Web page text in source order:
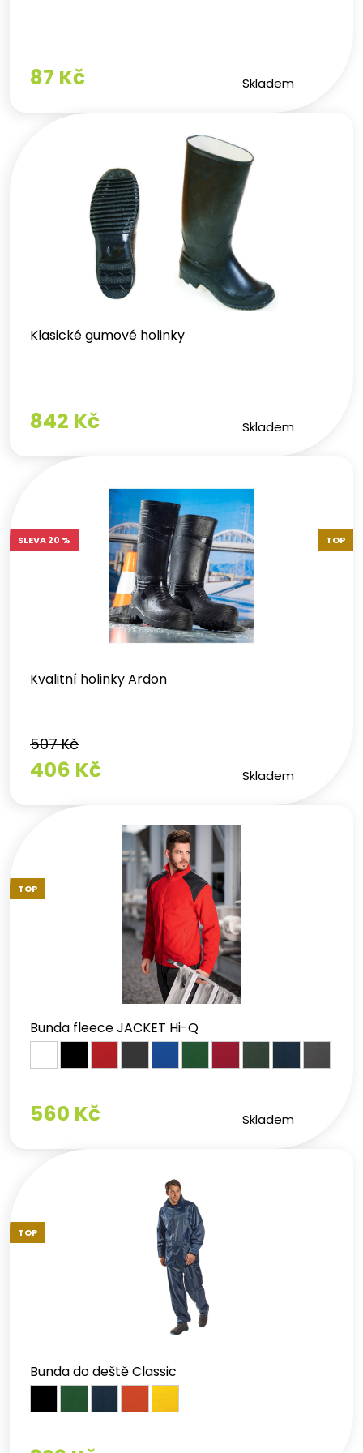
87 Kč Skladem
Klasické gumové holinky
842 Kč Skladem
Kvalitní holinky Ardon
507 Kč
406 Kč Skladem
SLEVA 20 % TOP
Bunda fleece JACKET Hi-Q
560 Kč Skladem
TOP
Bunda do deště Classic
TOP